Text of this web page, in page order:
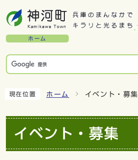
ホーム
現在位置 ホーム イベント・募集
イベント・募集